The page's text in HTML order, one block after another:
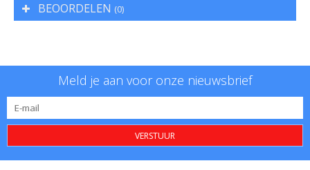
BEOORDELEN (0)
Meld je aan voor onze nieuwsbrief
VERSTUUR